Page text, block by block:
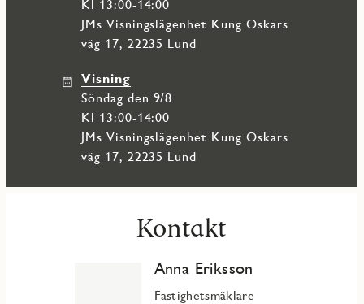
Kl 13:00-14:00
JMs Visningslägenhet Kung Oskars
väg 17, 22235 Lund
Visning
söndag den 9/8
Kl 13:00-14:00
JMs Visningslägenhet Kung Oskars
väg 17, 22235 Lund
Kontakt
Anna Eriksson
Fastighetsmäklare